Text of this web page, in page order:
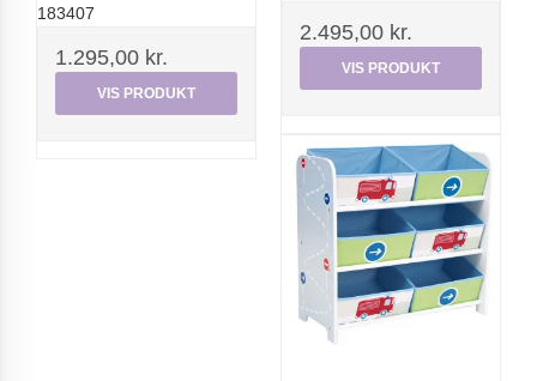
183407
1.295,00 kr.
VIS PRODUKT
2.495,00 kr.
VIS PRODUKT